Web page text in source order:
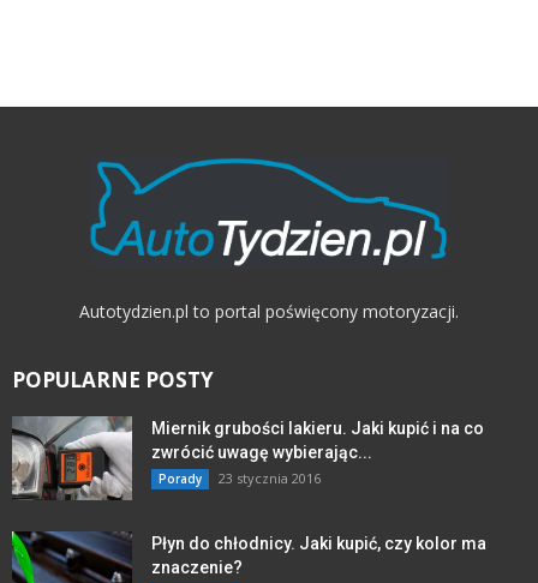
Autotydzien.pl to portal poświęcony motoryzacji.
POPULARNE POSTY
Miernik grubości lakieru. Jaki kupić i na co
zwrócić uwagę wybierając...
Porady 23 stycznia 2016
Płyn do chłodnicy. Jaki kupić, czy kolor ma
znaczenie?